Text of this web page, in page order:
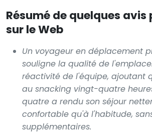
Résumé de quelques
sur le Web
Un voyageur en déplacement
souligne la qualité de
réactivité de l'équipe, ajoutant
au snacking vingt-quatre
quatre a rendu son séjour
confortable qu'à l'habitude,
supplémentaires.